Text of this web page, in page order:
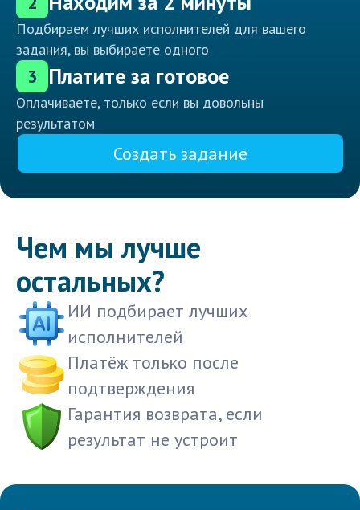
Подбираем лучших исполнителей для вашего
задания, вы выбираете одного
3 Платите за готовое
Оплачиваете, только если вы довольны
результатом
Создать задание
Чем мы лучше
остальных?
ИИ подбирает лучших
исполнителей
Платёж только после
подтверждения
Гарантия возврата, если
результат не устроит